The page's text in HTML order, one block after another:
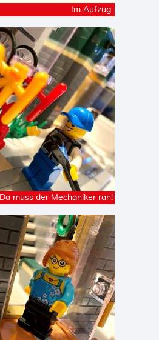
Im Aufzug.
Da muss der Mechaniker ran!